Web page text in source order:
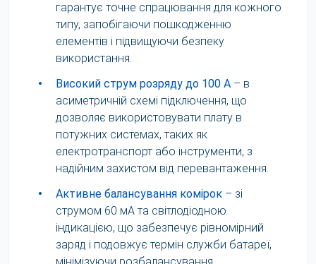
гарантує точне спрацювання для кожного
типу, запобігаючи пошкодженню
елементів і підвищуючи безпеку
використання.
•
Високий струм розряду до 100 А – в
асиметричній схемі підключення, що
дозволяє використовувати плату в
потужних системах, таких як
електротранспорт або інструменти, з
надійним захистом від перевантаження.
•
Активне балансування комірок – зі
струмом 60 мА та світлодіодною
індикацією, що забезпечує рівномірний
заряд і подовжує термін служби батареї,